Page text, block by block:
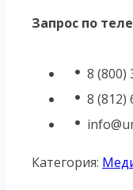
Запрос по
8 (800)
8 (812)
Категория: